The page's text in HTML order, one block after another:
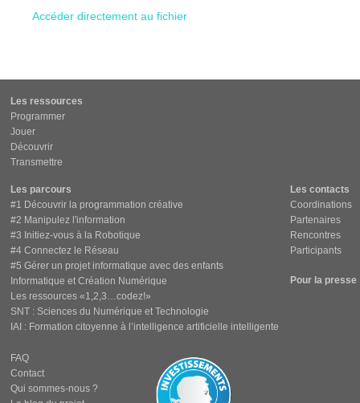
Accéder directement au fichier
Les ressources
Programmer
Jouer
Découvrir
Transmettre
Les parcours
#1 Découvrir la programmation créative
#2 Manipulez l'information
#3 Initiez-vous à la Robotique
#4 Connectez le Réseau
#5 Gérer un projet informatique avec des enfants
Informatique et Création Numérique
Les ressources «1,2,3…codez!»
SNT : Sciences du Numérique et Technologie
IAI : Formation citoyenne à l’intelligence artificielle intelligente
Les contacts
Coordinations
Partenaires
Rencontres
Participants
Pour la presse
FAQ
Contact
Qui sommes-nous ?